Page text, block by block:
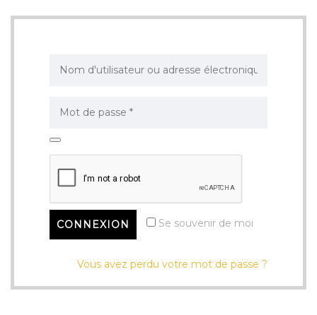
Se souvenir de moi
Vous avez perdu votre mot de passe ?